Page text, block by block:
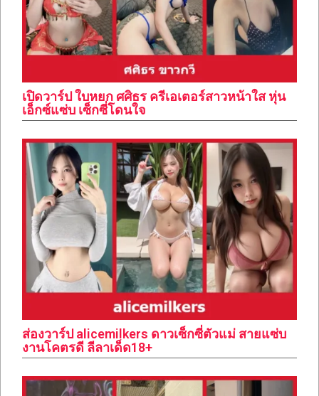
เปิดวาร์ป ใบหยก ศศิธร ครีเอเตอร์สาวหน้าใส หุ่น
เอ็กซ์แซ่บ เซ็กซี่โดนใจ
ส่องวาร์ป alicemilkers ดาวเซ็กซี่ตัวแม่ สายแซ่บ
งานโคตรดี ลีลาเด็ด18+